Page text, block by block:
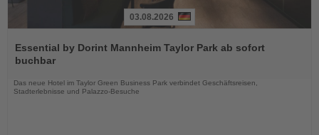
Sie
die
03.08.2026
Essential by Dorint Mannheim Taylor Park ab sofort
buchbar
Das neue Hotel im Taylor Green Business Park verbindet Geschäftsreisen,
Stadterlebnisse und Palazzo-Besuche